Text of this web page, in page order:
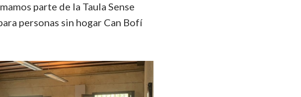
parte de la Taula Sense
personas sin hogar Can Bofí